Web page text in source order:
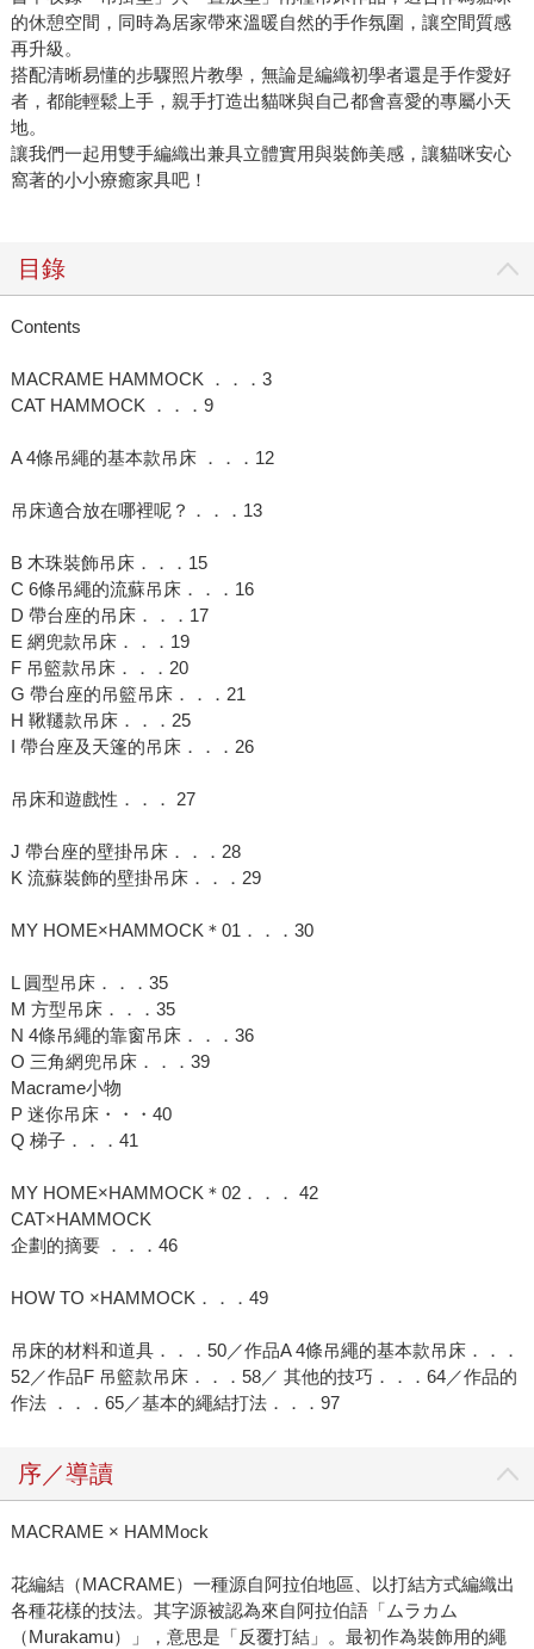
的休憩空間，同時為居家帶來溫暖自然的手作氛圍，讓空間質感
再升級。
搭配清晰易懂的步驟照片教學，無論是編織初學者還是手作愛好
者，都能輕鬆上手，親手打造出貓咪與自己都會喜愛的專屬小天
地。
讓我們一起用雙手編織出兼具立體實用與裝飾美感，讓貓咪安心
窩著的小小療癒家具吧！
目錄
Contents
MACRAME HAMMOCK ．．．3
CAT HAMMOCK ．．．9
A 4條吊繩的基本款吊床 ．．．12
吊床適合放在哪裡呢？．．．13
B 木珠裝飾吊床．．．15
C 6條吊繩的流蘇吊床．．．16
D 帶台座的吊床．．．17
E 網兜款吊床．．．19
F 吊籃款吊床．．．20
G 帶台座的吊籃吊床．．．21
H 鞦韆款吊床．．．25
I 帶台座及天篷的吊床．．．26
吊床和遊戲性．．． 27
J 帶台座的壁掛吊床．．．28
K 流蘇裝飾的壁掛吊床．．．29
MY HOME×HAMMOCK＊01．．．30
L 圓型吊床．．．35
M 方型吊床．．．35
N 4條吊繩的靠窗吊床．．．36
O 三角網兜吊床．．．39
Macrame小物
P 迷你吊床・・・40
Q 梯子．．．41
MY HOME×HAMMOCK＊02．．． 42
CAT×HAMMOCK
企劃的摘要 ．．．46
HOW TO ×HAMMOCK．．．49
吊床的材料和道具．．．50／作品A 4條吊繩的基本款吊床．．．
52／作品F 吊籃款吊床．．．58／ 其他的技巧．．．64／作品的
作法 ．．．65／基本的繩結打法．．．97
序／導讀
MACRAME × HAMMock
花編結（MACRAME）一種源自阿拉伯地區、以打結方式編織出
各種花樣的技法。其字源被認為來自阿拉伯語「ムラカム
（Murakamu）」，意思是「反覆打結」。最初作為裝飾用的繩